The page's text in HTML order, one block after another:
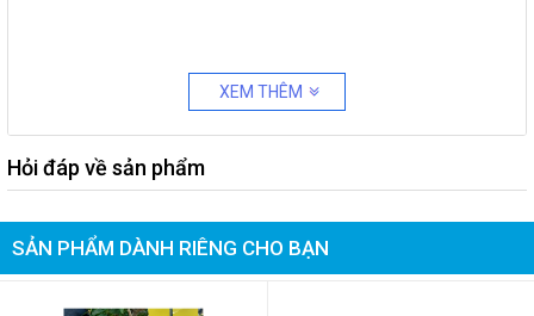
XEM THÊM
Hỏi đáp về sản phẩm
SẢN PHẨM DÀNH RIÊNG CHO BẠN